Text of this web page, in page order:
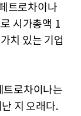
트로차이나
시가총액 1
치 있는 기업
트로차이나는
지 오래다.